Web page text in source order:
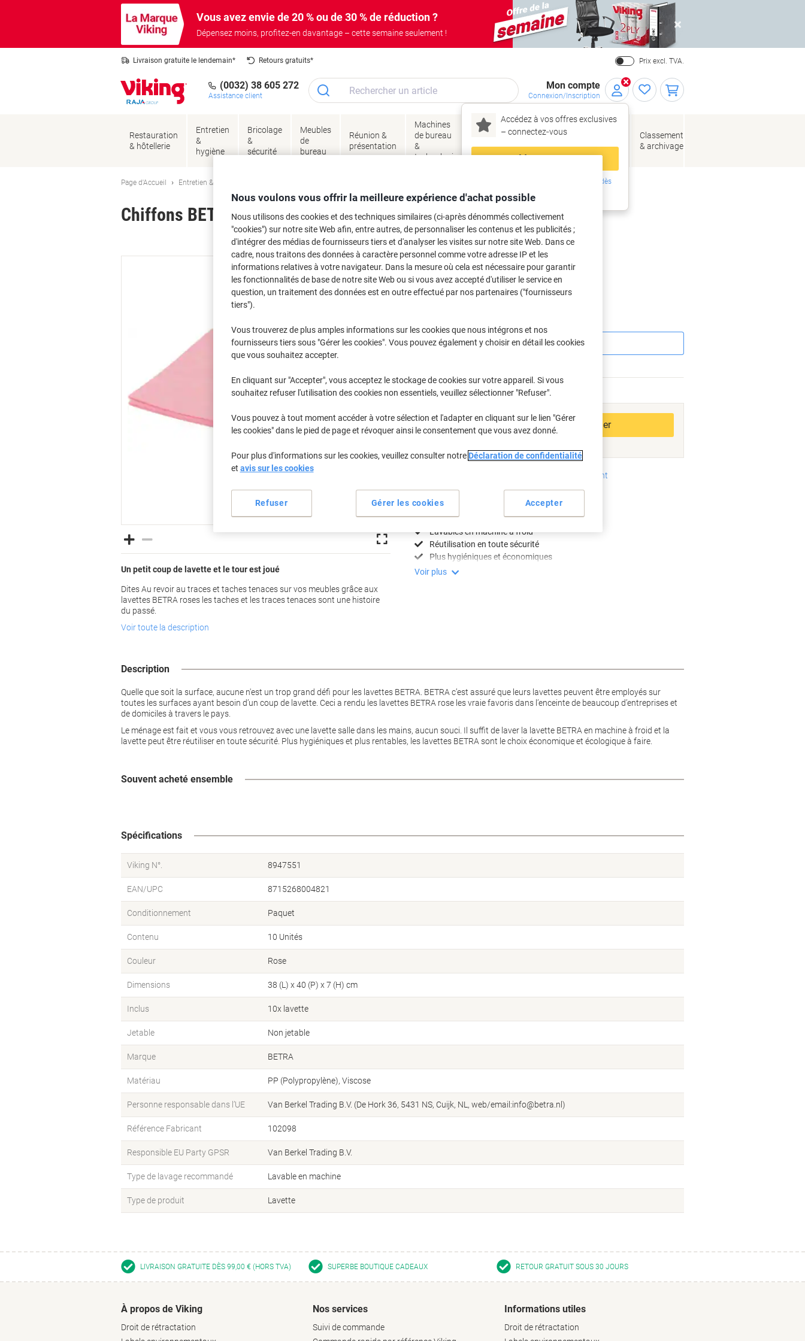
Vous avez envie de 20 % ou de 30 % de réduction ?
Dépensez moins, profitez-en davantage – cette semaine seulement !
Close
Livraison gratuite le lendemain* Retours gratuits* Prix excl. TVA.
(0032) 38 605 272
Assistance client
Mon compte
Connexion/Inscription
Accédez à vos offres exclusives
– connectez‑vous
Mon compte
Inscrivez-vous dès
maintenant
Restauration
& hôtellerie
Entretien
&
hygiène
Bricolage
&
sécurité
Meubles
de
bureau
Réunion &
présentation
Machines
de bureau
&
technologie
Encres
Papier,
enveloppes
&
emballage
de bureau
Classement
& archivage
Page d'Accueil Entretien & hygiène
Chiffons BETRA Viscose, polypropylène Rose 10 Unités
Marque : BETRA Viking N°. 8947551
Un petit coup de lavette et le tour est joué
Dites Au revoir au traces et taches tenaces sur vos meubles grâce aux
lavettes BETRA roses les taches et les traces tenaces sont une histoire
du passé.
Voir toute la description
Achetez Plus, Dépensez Moins
€3,39 Paquet
À partir de 2 Paquets
€3,97 TVA incl.
1Paquet €3,59
En stock Livraison 2-3 jours ouvrables
Quantité
Ajouter au panier
Moyens de paiement
Spécifications clés
Utilisables sur toutes surfaces
Lavables en machine à froid
Réutilisation en toute sécurité
Plus hygiéniques et économiques
Voir plus
Description
Quelle que soit la surface, aucune n'est un trop grand défi pour les lavettes BETRA. BETRA c’est assuré que leurs lavettes peuvent être employés sur
toutes les surfaces ayant besoin d’un coup de lavette. Ceci a rendu les lavettes BETRA rose les vraie favoris dans l’enceinte de beaucoup d’entreprises et
de domiciles à travers le pays.
Le ménage est fait et vous vous retrouvez avec une lavette salle dans les mains, aucun souci. Il suffit de laver la lavette BETRA en machine à froid et la
lavette peut être réutiliser en toute sécurité. Plus hygiéniques et plus rentables, les lavettes BETRA sont le choix économique et écologique à faire.
Souvent acheté ensemble
Spécifications
Viking N°. 8947551
EAN/UPC 8715268004821
Conditionnement Paquet
Contenu 10 Unités
Couleur Rose
Dimensions 38 (L) x 40 (P) x 7 (H) cm
Inclus 10x lavette
Jetable Non jetable
Marque BETRA
Matériau PP (Polypropylène), Viscose
Personne responsable dans l’UE Van Berkel Trading B.V. (De Hork 36, 5431 NS, Cuijk, NL, web/email:info@betra.nl)
Référence Fabricant 102098
Responsible EU Party GPSR Van Berkel Trading B.V.
Type de lavage recommandé Lavable en machine
Type de produit Lavette
LIVRAISON GRATUITE DÈS 99,00 € (HORS TVA) SUPERBE BOUTIQUE CADEAUX RETOUR GRATUIT SOUS 30 JOURS
À propos de Viking
Droit de rétractation
Nos services
Suivi de commande
Informations utiles
Droit de rétractation
Nous voulons vous offrir la meilleure expérience d'achat possible
Nous utilisons des cookies et des techniques similaires (ci-après dénommés collectivement
"cookies") sur notre site Web afin, entre autres, de personnaliser les contenus et les publicités ;
d'intégrer des médias de fournisseurs tiers et d'analyser les visites sur notre site Web. Dans ce
cadre, nous traitons des données à caractère personnel comme votre adresse IP et les
informations relatives à votre navigateur. Dans la mesure où cela est nécessaire pour garantir
les fonctionnalités de base de notre site Web ou si vous avez accepté d'utiliser le service en
question, un traitement des données est en outre effectué par nos partenaires ("fournisseurs
tiers").
Vous trouverez de plus amples informations sur les cookies que nous intégrons et nos
fournisseurs tiers sous "Gérer les cookies". Vous pouvez également y choisir en détail les cookies
que vous souhaitez accepter.
En cliquant sur "Accepter", vous acceptez le stockage de cookies sur votre appareil. Si vous
souhaitez refuser l'utilisation des cookies non essentiels, veuillez sélectionner "Refuser".
Vous pouvez à tout moment accéder à votre sélection et l'adapter en cliquant sur le lien "Gérer
les cookies" dans le pied de page et révoquer ainsi le consentement que vous avez donné.
Pour plus d'informations sur les cookies, veuillez consulter notre Déclaration de confidentialité
et avis sur les cookies
Gérer les cookies
Refuser Accepter